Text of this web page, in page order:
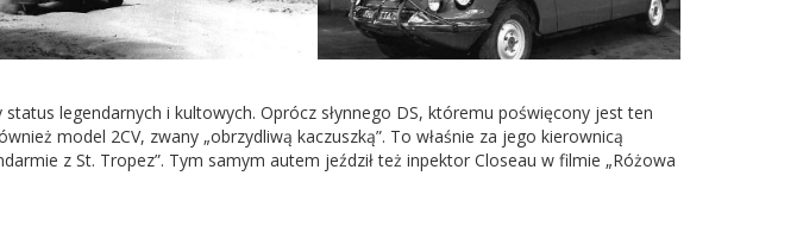
legendarnych i kultowych. Oprócz słynnego DS, któremu poświęcony jest ten
model 2CV, zwany „obrzydliwą kaczuszką”. To właśnie za jego kierownicą
z St. Tropez”. Tym samym autem jeździł też inpektor Closeau w filmie „Różowa